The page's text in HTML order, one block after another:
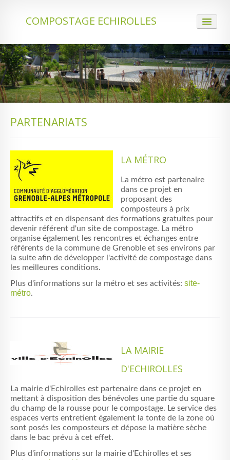
COMPOSTAGE ECHIROLLES
QUI NOUS SOMMES
LE COMPOSTAGE
IDENTIFICATION
CONTACT
PARTENARIATS
LA MÉTRO
La métro est partenaire
dans ce projet en
proposant des
composteurs à prix
attractifs et en dispensant des formations gratuites pour
devenir référent d'un site de compostage. La métro
organise également les rencontres et échanges entre
référents de la commune de Grenoble et ses environs par
la suite afin de développer l'activité de compostage dans
les meilleures conditions.
Plus d'informations sur la métro et ses activités: site-
métro.
LA MAIRIE
D'ECHIROLLES
La mairie d'Echirolles est partenaire dans ce projet en
mettant à disposition des bénévoles une partie du square
du champ de la rousse pour le compostage. Le service des
espaces verts entretient également la tonte de la zone où
sont posés les composteurs et dépose la matière sèche
dans le bac prévu à cet effet.
Plus d'informations sur la mairie d'Echirolles et ses